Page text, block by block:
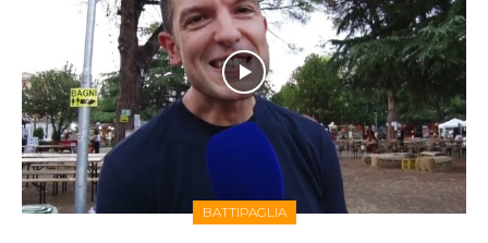
BATTIPAGLIA